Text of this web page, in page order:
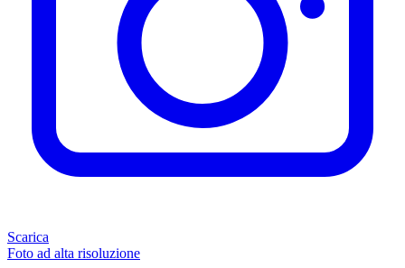
Scarica
Foto ad alta risoluzione